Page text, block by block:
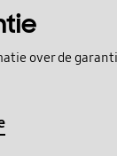
over de